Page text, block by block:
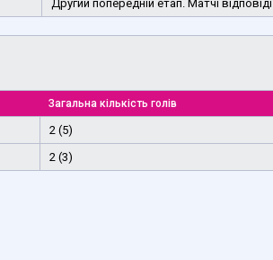
Другий попередній етап. Матчі відповіді
Загальна кількість голів
2 (5)
2 (3)